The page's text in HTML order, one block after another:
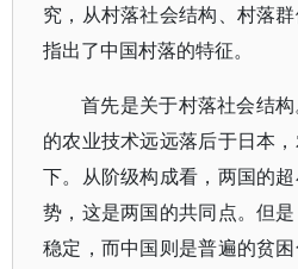
究，从村落社会结构、村落
指出了中国村落的特征。
首先是关于村落社会结
的农业技术远远落后于日本
下。从阶级构成看，两国的
势，这是两国的共同点。但
稳定，而中国则是普遍的贫